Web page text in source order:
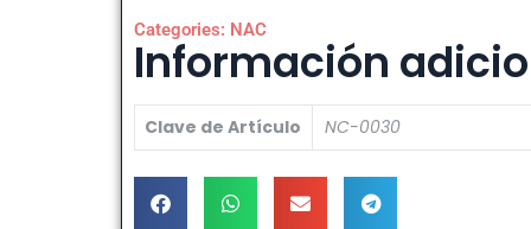
Categories: NAC
Información
Clave de Artículo NC-0030